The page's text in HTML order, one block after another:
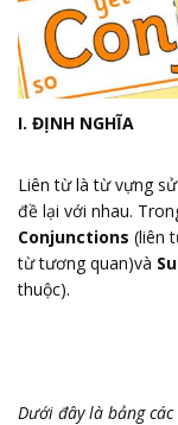
I. ĐỊNH NGHĨA
Liên từ là từ vựng
đề lại với nhau.
Conjunctions (liên
từ tương quan)và
thuộc).
Dưới đây là bảng